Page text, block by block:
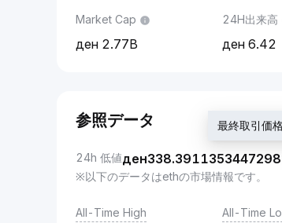
Market Cap
2.77B
24H出来高
6.42
参照データ
24h 低値ден
最終取引価
※以下のデータはethの市場情報です。
All-Time High All-Time